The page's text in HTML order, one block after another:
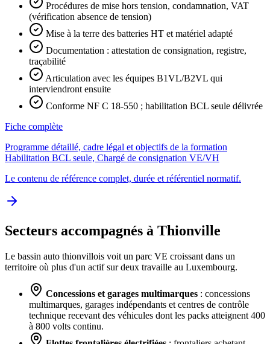
Procédures de mise hors tension, condamnation, VAT
(vérification absence de tension)
Mise à la terre des batteries HT et matériel adapté
Documentation : attestation de consignation, registre,
traçabilité
Articulation avec les équipes B1VL/B2VL qui
interviendront ensuite
Conforme NF C 18-550 ; habilitation BCL seule délivrée
Fiche complète
Programme détaillé, cadre légal et objectifs de la formation
Habilitation BCL seule, Chargé de consignation VE/VH
Le contenu de référence complet, durée et référentiel normatif.
Secteurs accompagnés à Thionville
Le bassin auto thionvillois voit un parc VE croissant dans un
territoire où plus d'un actif sur deux travaille au Luxembourg.
Concessions et garages multimarques : concessions
multimarques, garages indépendants et centres de contrôle
technique recevant des véhicules dont les packs atteignent 400
à 800 volts continu.